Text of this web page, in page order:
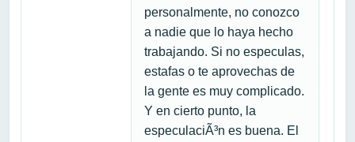
personalmente, no conozco
a nadie que lo haya hecho
trabajando. Si no especulas,
estafas o te aprovechas de
la gente es muy complicado.
Y en cierto punto, la
especulaciÃ³n es buena. El